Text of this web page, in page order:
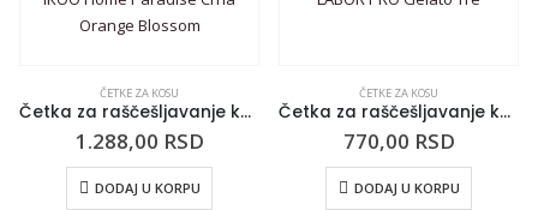
ČETKE ZA KOSU
Četka za raščešljavanje kose IKOO Home Paradise Crna Orange Blossom
1.288,00 RSD
DODAJ U KORPU
ČETKE ZA KOSU
Četka za raščešljavanje kose LABOR PRO Gelato Tre
770,00 RSD
DODAJ U KORPU